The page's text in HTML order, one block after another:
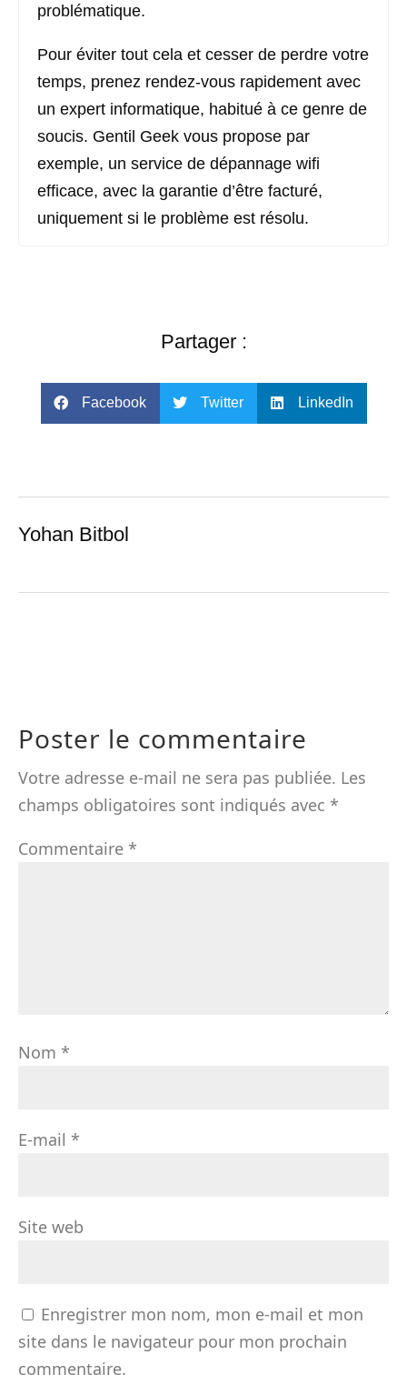
problématique.
Pour éviter tout cela et cesser de perdre votre
temps, prenez rendez-vous rapidement avec
un expert informatique, habitué à ce genre de
soucis. Gentil Geek vous propose par
exemple, un service de dépannage wifi
efficace, avec la garantie d’être facturé,
uniquement si le problème est résolu.
Partager :
Facebook Twitter LinkedIn
Yohan Bitbol
Poster le commentaire
Votre adresse e-mail ne sera pas publiée. Les
champs obligatoires sont indiqués avec *
Commentaire *
Nom *
E-mail *
Site web
Enregistrer mon nom, mon e-mail et mon
site dans le navigateur pour mon prochain
commentaire.